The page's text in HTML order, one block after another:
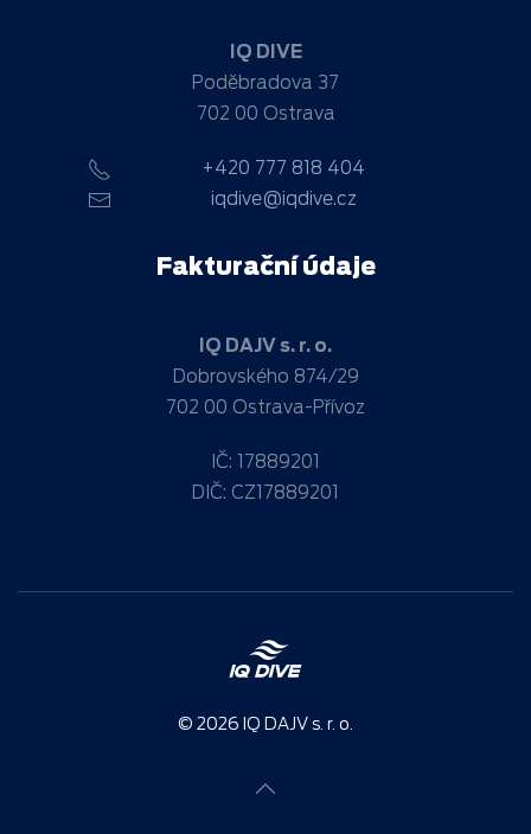
IQ DIVE
Poděbradova 37
702 00 Ostrava
+420 777 818 404
iqdive@iqdive.cz
Fakturační údaje
IQ DAJV s. r. o.
Dobrovského 874/29
702 00 Ostrava-Přívoz
IČ: 17889201
DIČ: CZ17889201
© 2026 IQ DAJV s. r. o.